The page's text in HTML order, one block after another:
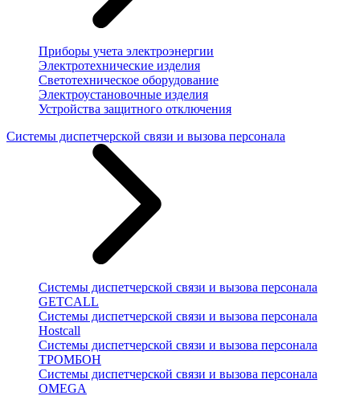
Приборы учета электроэнергии
Электротехнические изделия
Светотехническое оборудование
Электроустановочные изделия
Устройства защитного отключения
Системы диспетчерской связи и вызова персонала
Системы диспетчерской связи и вызова персонала
GETCALL
Системы диспетчерской связи и вызова персонала
Hostcall
Системы диспетчерской связи и вызова персонала
ТРОМБОН
Системы диспетчерской связи и вызова персонала
OMEGA